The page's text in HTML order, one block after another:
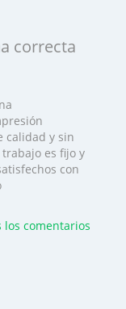
correcta
calidad y sin
es fijo y
con
los comentarios